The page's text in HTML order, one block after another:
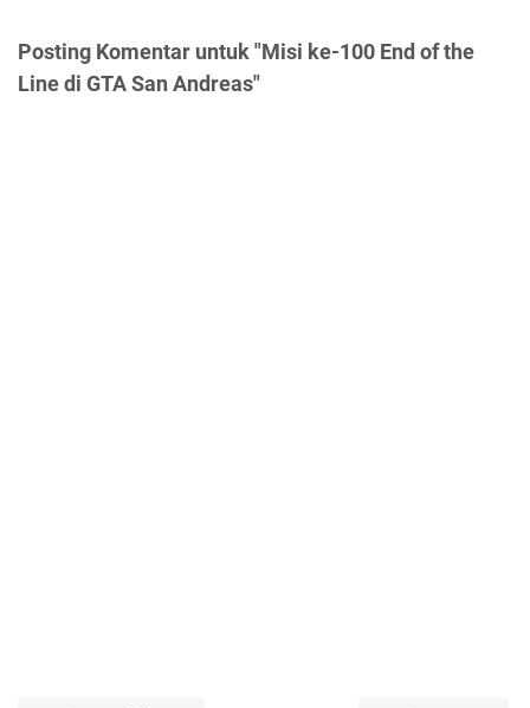
Posting Komentar untuk "Misi ke-100 End of the
Line di GTA San Andreas"